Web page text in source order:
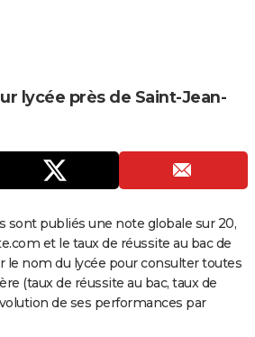
lycée près de Saint-Jean-
sont publiés une note globale sur 20,
et le taux de réussite au bac de
le nom du lycée pour consulter toutes
(taux de réussite au bac, taux de
de ses performances par